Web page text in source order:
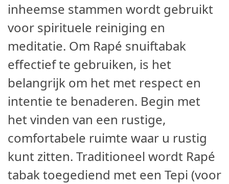
inheemse stammen wordt gebruikt
voor spirituele reiniging en
meditatie. Om Rapé snuiftabak
effectief te gebruiken, is het
belangrijk om het met respect en
intentie te benaderen. Begin met
het vinden van een rustige,
comfortabele ruimte waar u rustig
kunt zitten. Traditioneel wordt Rapé
tabak toegediend met een Tepi (voor